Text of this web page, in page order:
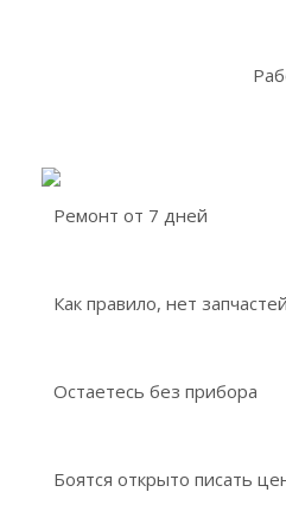
Ремонт от 7 дней
Как правило, нет запчастей
Остаетесь без прибора
Боятся открыто писать